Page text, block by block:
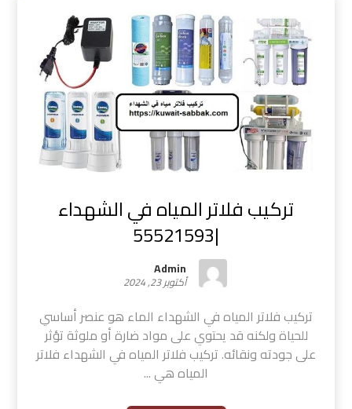
تركيب فلاتر المياه في الشهداء
|55521593
Admin
أكتوبر 23, 2024
تركيب فلاتر المياه في الشهداء الماء هو عنصر أساسي
للحياة ولكنه قد يحتوي على مواد ضارة أو ملوثة تؤثر
على جودته ونقائه. تركيب فلاتر المياه في الشهداء فلاتر
المياه هي ...